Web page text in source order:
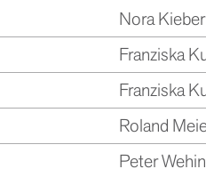
Nora Kieber
Franziska
Franziska
Roland
Peter